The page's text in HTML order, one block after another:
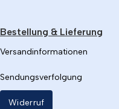
Bestellung & Lieferung
Versandinformationen
Sendungsverfolgung
Widerruf